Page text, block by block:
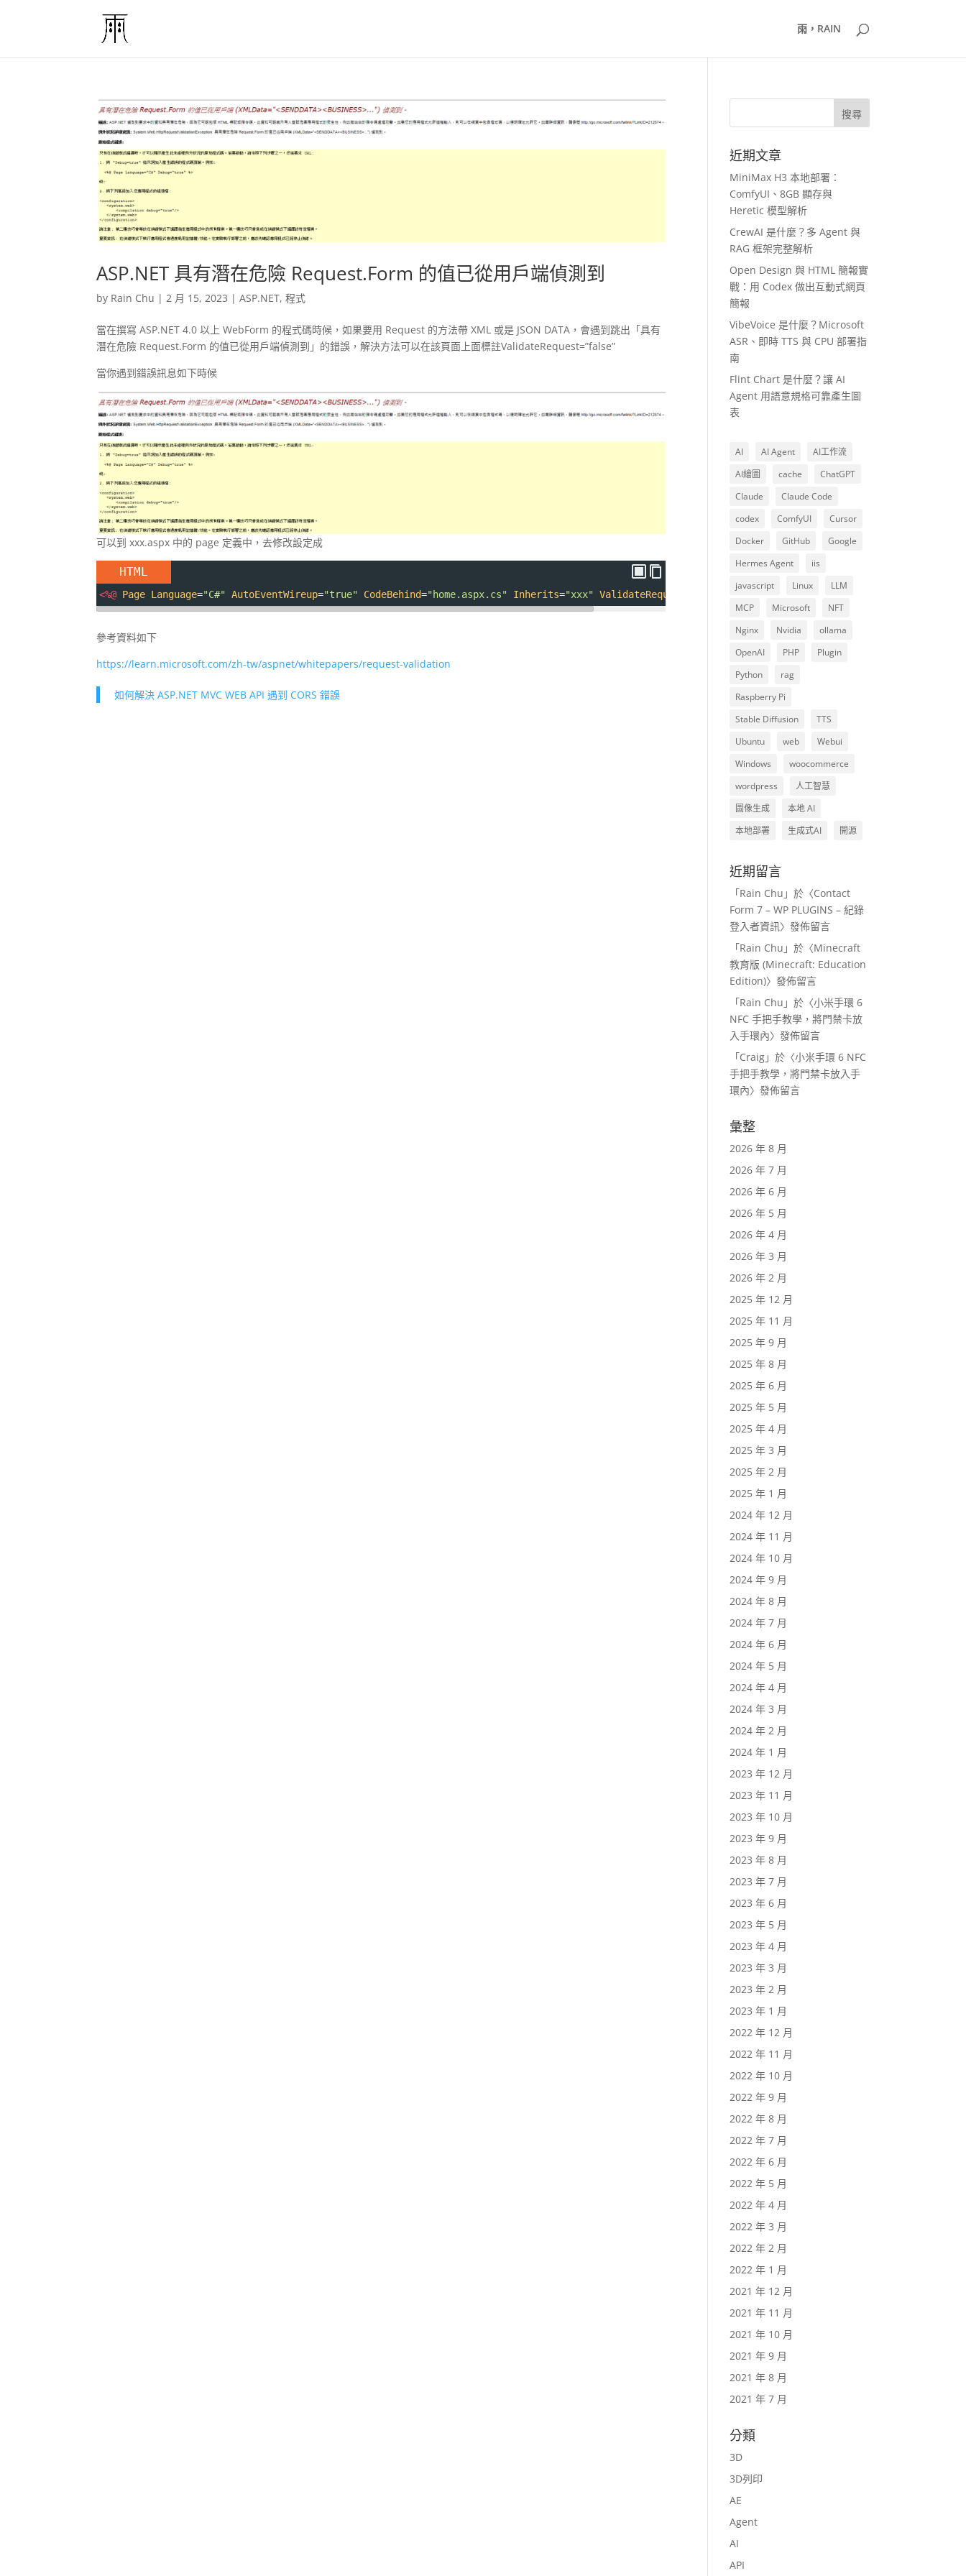
雨，RAIN
ASP.NET 具有潛在危險 Request.Form 的值已從用戶端偵測到
by Rain Chu | 2 月 15, 2023 |ASP.NET,程式
當在撰寫 ASP.NET 4.0 以上 WebForm 的程式碼時候，如果要用 Request 的方法帶 XML 或是 JSON DATA，會遇到跳出「具有
潛在危險 Request.Form 的值已從用戶端偵測到」的錯誤，解決方法可以在該頁面上面標註ValidateRequest=”false”
當你遇到錯誤訊息如下時候
可以到 xxx.aspx 中的 page 定義中，去修改設定成
HTML
<%@ Page Language="C#" AutoEventWireup="true" CodeBehind="home.aspx.cs" Inherits="xxx" ValidateRequest
參考資料如下
https://learn.microsoft.com/zh-tw/aspnet/whitepapers/request-validation
如何解決 ASP.NET MVC WEB API 遇到 CORS 錯誤
近期文章
MiniMax H3 本地部署：
ComfyUI、8GB 顯存與
Heretic 模型解析
CrewAI 是什麼？多 Agent 與
RAG 框架完整解析
Open Design 與 HTML 簡報實
戰：用 Codex 做出互動式網頁
簡報
VibeVoice 是什麼？Microsoft
ASR、即時 TTS 與 CPU 部署指
南
Flint Chart 是什麼？讓 AI
Agent 用語意規格可靠產生圖
表
AI AI Agent
AI工作流
AI繪圖
cache
ChatGPT
Claude
Claude Code
codex
ComfyUI
Cursor
Docker
GitHub
Google
Hermes Agent
iis
javascript
Linux
LLM
MCP
Microsoft
NFT
Nginx
Nvidia
ollama
OpenAI
PHP
Plugin
Python
rag
Raspberry Pi
Stable Diffusion
TTS
Ubuntu
web
Webui
Windows
woocommerce
wordpress
人工智慧
圖像生成
本地 AI
本地部署
生成式AI 開源
近期留言
「Rain Chu 」於〈Contact
Form 7 – WP PLUGINS – 紀錄
登入者資訊〉發佈留言
「Rain Chu 」於〈Minecraft
教育版 (Minecraft: Education
Edition)〉發佈留言
「Rain Chu 」於〈小米手環 6
NFC 手把手教學，將門禁卡放
入手環內〉發佈留言
「Craig 」於〈小米手環 6 NFC
手把手教學，將門禁卡放入手
環內〉發佈留言
彙整
2026 年 8 月
2026 年 7 月
2026 年 6 月
2026 年 5 月
2026 年 4 月
2026 年 3 月
2026 年 2 月
2025 年 12 月
2025 年 11 月
2025 年 9 月
2025 年 8 月
2025 年 6 月
2025 年 5 月
2025 年 4 月
2025 年 3 月
2025 年 2 月
2025 年 1 月
2024 年 12 月
2024 年 11 月
2024 年 10 月
2024 年 9 月
2024 年 8 月
2024 年 7 月
2024 年 6 月
2024 年 5 月
2024 年 4 月
2024 年 3 月
2024 年 2 月
2024 年 1 月
2023 年 12 月
2023 年 11 月
2023 年 10 月
2023 年 9 月
2023 年 8 月
2023 年 7 月
2023 年 6 月
2023 年 5 月
2023 年 4 月
2023 年 3 月
2023 年 2 月
2023 年 1 月
2022 年 12 月
2022 年 11 月
2022 年 10 月
2022 年 9 月
2022 年 8 月
2022 年 7 月
2022 年 6 月
2022 年 5 月
2022 年 4 月
2022 年 3 月
2022 年 2 月
2022 年 1 月
2021 年 12 月
2021 年 11 月
2021 年 10 月
2021 年 9 月
2021 年 8 月
2021 年 7 月
分類
3D
3D列印
AE
Agent
AI
API